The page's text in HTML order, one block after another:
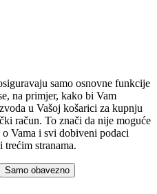
samo osnovne funkcije
na primjer, kako bi Vam
u Vašoj košarici za kupnju
račun. To znači da nije moguće
Vama i svi dobiveni podaci
trećim stranama.
Samo obavezno